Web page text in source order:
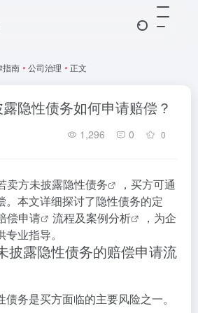
指南 • 公司治理 • 正文
隐性债务如何申请赔偿？
1,296 0 0
卖方未披露隐性债务
，买方可通
。本文详细探讨了隐性债务的定
偿申请 流程及案例分析
，为企
业指导。
披露隐性债务的赔偿申请流
务是买方面临的主要风险之一。